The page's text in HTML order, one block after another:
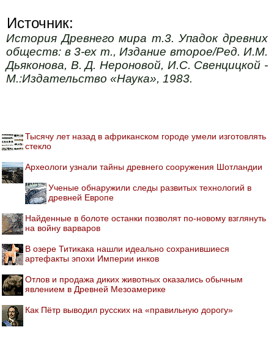
Источник:
История Древнего мира т.3. Упадок древних
обществ: в 3-ех т., Издание второе/Ред. И.М.
Дьяконова, В. Д. Нероновой, И.С. Свенцицкой -
М.:Издательство «Наука», 1983.
Тысячу лет назад в африканском городе умели изготовлять
стекло
Археологи узнали тайны древнего сооружения Шотландии
Ученые обнаружили следы развитых технологий в
древней Европе
Найденные в болоте останки позволят по-новому взглянуть
на войну варваров
В озере Титикака нашли идеально сохранившиеся
артефакты эпохи Империи инков
Отлов и продажа диких животных оказались обычным
явлением в Древней Мезоамерике
Как Пётр выводил русских на «правильную дорогу»